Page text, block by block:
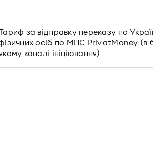
за відправку переказу по
осіб по МПС PrivatMoney (в
каналі ініціювання)